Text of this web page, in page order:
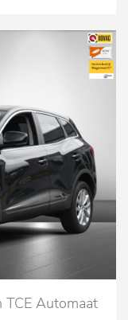
TCE Automaat